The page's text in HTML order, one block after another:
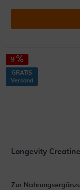
9
GRATIS
Versand
Longevity
Zur